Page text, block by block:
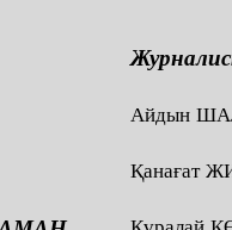
Айдын
Қанағат